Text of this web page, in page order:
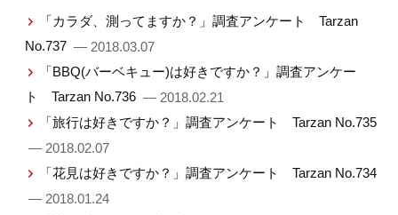
「カラダ、測ってますか？」調査アンケート Tarzan
No.737 — 2018.03.07
「BBQ(バーベキュー)は好きですか？」調査アンケー
ト Tarzan No.736 — 2018.02.21
「旅行は好きですか？」調査アンケート Tarzan No.735
— 2018.02.07
「花見は好きですか？」調査アンケート Tarzan No.734
— 2018.01.24